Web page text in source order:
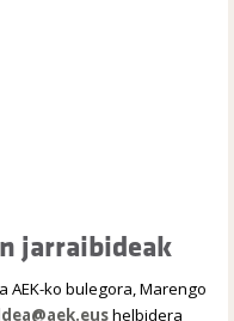
jarraibideak
AEK-ko bulegora, Marengo
helbidera